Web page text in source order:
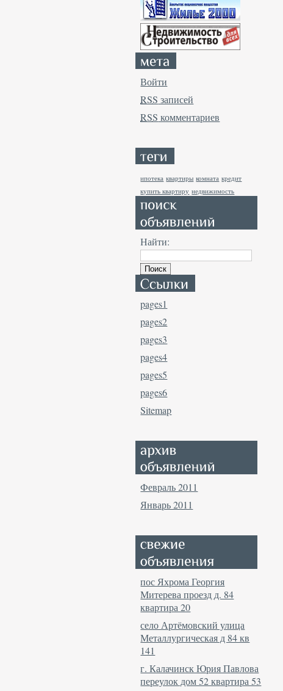
Войти
RSS записей
RSS комментариев
ипотека квартиры комната кредит
купить квартиру недвижимость
Найти:
pages1
pages2
pages3
pages4
pages5
pages6
Sitemap
Февраль 2011
Январь 2011
пос Яхрома Георгия
Митерева проезд д. 84
квартира 20
село Артёмовский улица
Металлургическая д 84 кв
141
г. Калачинск Юрия Павлова
переулок дом 52 квартира 53